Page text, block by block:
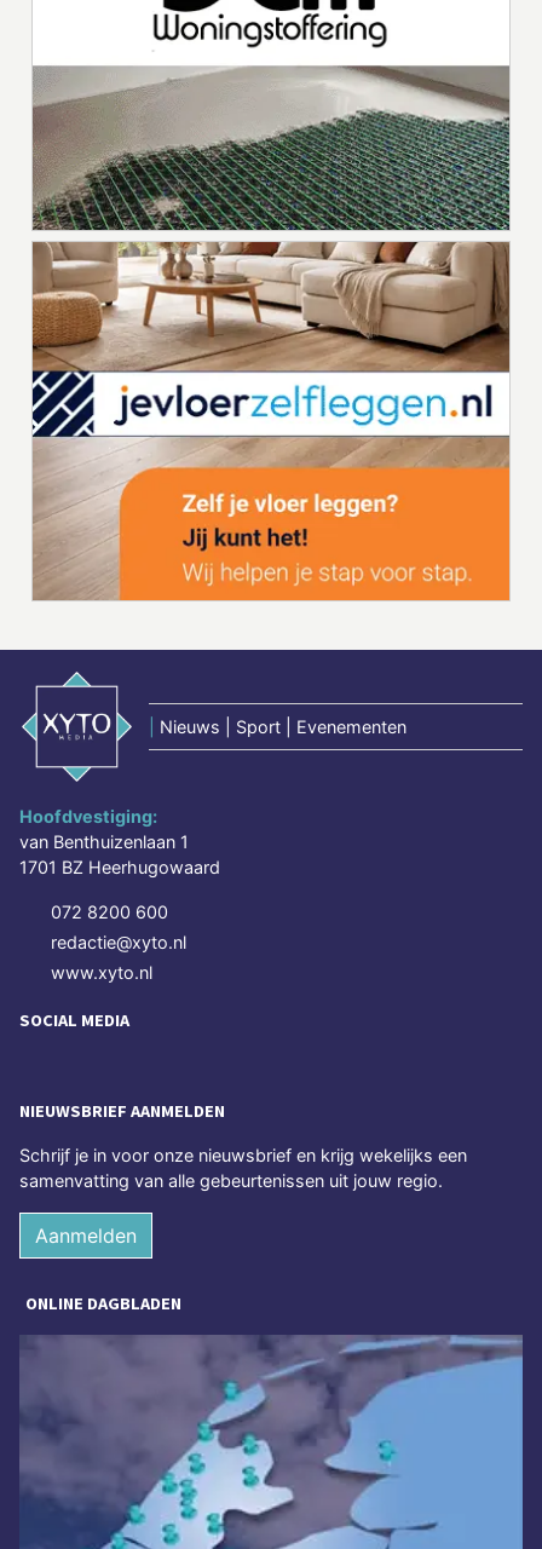
Nieuws | Sport | Evenementen
Hoofdvestiging:
van Benthuizenlaan 1
1701 BZ Heerhugowaard
072 8200 600
redactie@xyto.nl
www.xyto.nl
SOCIAL MEDIA
NIEUWSBRIEF AANMELDEN
Schrijf je in voor onze nieuwsbrief en krijg wekelijks een
samenvatting van alle gebeurtenissen uit jouw regio.
Aanmelden
ONLINE DAGBLADEN